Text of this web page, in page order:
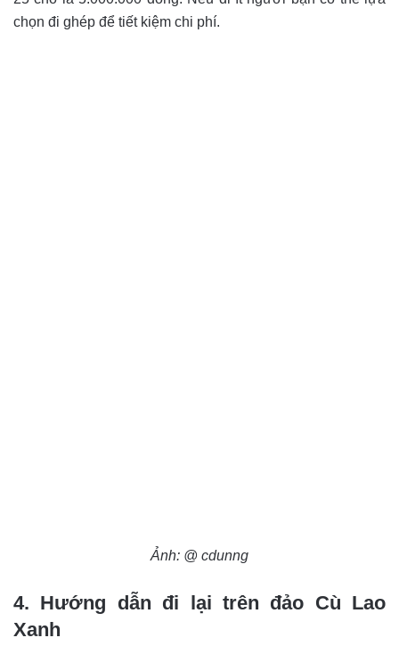
chọn đi ghép để tiết kiệm chi phí.
Ảnh: @ cdunng
4. Hướng dẫn đi lại trên đảo Cù Lao
Xanh